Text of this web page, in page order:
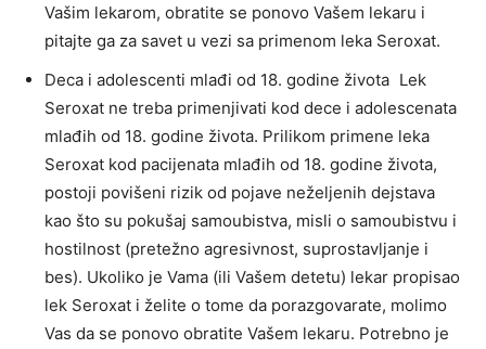
Vašim lekarom, obratite se ponovo Vašem lekaru i
pitajte ga za savet u vezi sa primenom leka Seroxat.
Deca i adolescenti mlađi od 18. godine života Lek
Seroxat ne treba primenjivati kod dece i adolescenata
mlađih od 18. godine života. Prilikom primene leka
Seroxat kod pacijenata mlađih od 18. godine života,
postoji povišeni rizik od pojave neželjenih dejstava
kao što su pokušaj samoubistva, misli o samoubistvu i
hostilnost (pretežno agresivnost, suprostavljanje i
bes). Ukoliko je Vama (ili Vašem detetu) lekar propisao
lek Seroxat i želite o tome da porazgovarate, molimo
Vas da se ponovo obratite Vašem lekaru. Potrebno je